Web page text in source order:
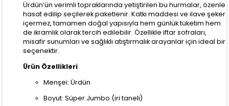
Ürdün’ün verimli topraklarında yetiştirilen bu hurmalar, özenle
hasat edilip seçilerek paketlenir. Katkı maddesi ve ilave şeker
içermez, tamamen doğal yapısıyla hem günlük tüketim hem
de ikramlık olarak tercih edilebilir. Özellikle iftar sofraları,
misafir sunumları ve sağlıklı atıştırmalık arayanlar için ideal bir
seçenektir.
Ürün Özellikleri
Menşei: Ürdün
Boyut: Süper Jumbo (iri taneli)